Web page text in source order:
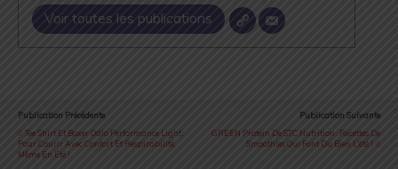
Voir toutes les publications
Publication Précédente
Tee Shirt Et Boxer Odlo Performance Light :
Pour Courir Avec Confort Et Respirabilité,
Même En Été !
Publication Suivante
GREEN Protein De STC Nutrition : Recettes De
Smoothies Qui Font Du Bien L'été !